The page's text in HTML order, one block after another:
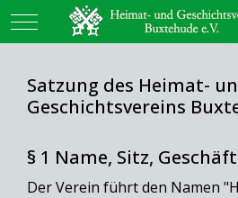
Mobile Menu Toggle
Satzung des Heimat-
Geschichtsvereins
§ 1 Name, Sitz,
Der Verein führt den Namen